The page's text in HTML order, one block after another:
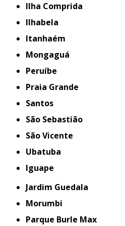
Ilha Comprida
Ilhabela
Itanhaém
Mongaguá
Peruíbe
Praia Grande
Santos
São Sebastião
São Vicente
Ubatuba
iguape
Jardim Guedala
Morumbi
Parque Burle Max